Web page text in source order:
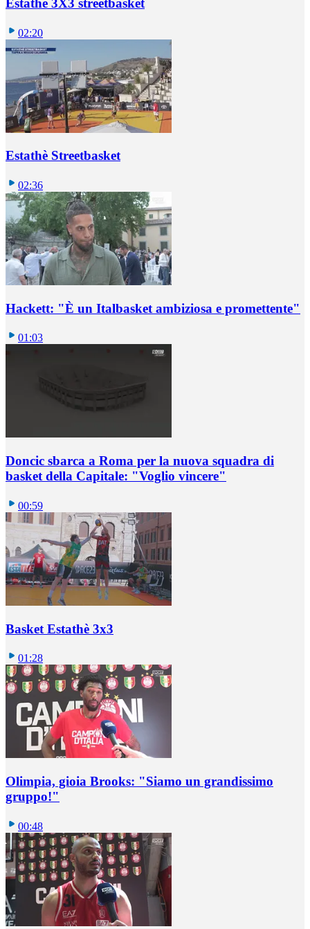
Estathè 3X3 streetbasket
02:20
Estathè Streetbasket
02:36
Hackett: "È un Italbasket ambiziosa e promettente"
01:03
Doncic sbarca a Roma per la nuova squadra di
basket della Capitale: "Voglio vincere"
00:59
Basket Estathè 3x3
01:28
Olimpia, gioia Brooks: "Siamo un grandissimo
gruppo!"
00:48